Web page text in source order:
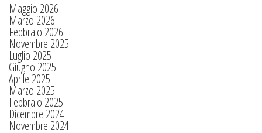
Maggio 2026
Marzo 2026
Febbraio 2026
Novembre 2025
Luglio 2025
Giugno 2025
Aprile 2025
Marzo 2025
Febbraio 2025
Dicembre 2024
Novembre 2024